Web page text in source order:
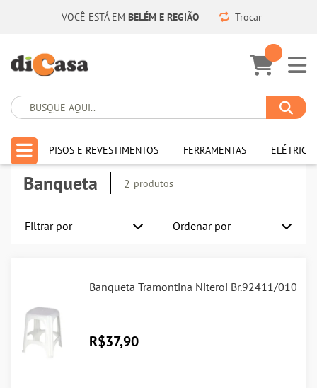
VOCÊ ESTÁ EM BELÉM E REGIÃO Trocar
PISOS E REVESTIMENTOS FERRAMENTAS ELÉTRICA
Banqueta 2 produtos
Filtrar por Ordenar por
Banqueta Tramontina Niteroi Br.92411/010
R$37,90